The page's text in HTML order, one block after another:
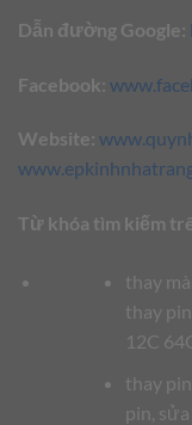
Dẫn đường Google:
Facebook:
Website:
Từ khóa tìm kiếm
thay
thay
12C
thay
pin,